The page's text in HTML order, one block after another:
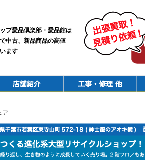
プ愛品倶楽部・愛品館は
中古、新品商品の高値
ます
ア